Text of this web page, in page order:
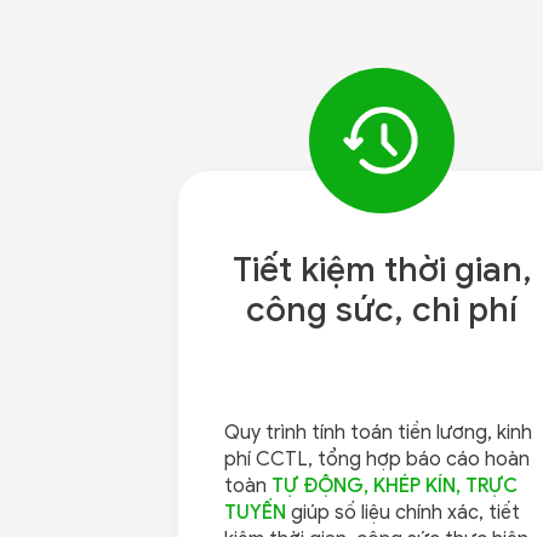
Tiết kiệm thời gian,
công sức, chi phí
Quy trình tính toán tiền lương, kinh
phí CCTL, tổng hợp báo cáo hoàn
toàn TỰ ĐỘNG, KHÉP KÍN, TRỰC
TUYẾN giúp số liệu chính xác, tiết